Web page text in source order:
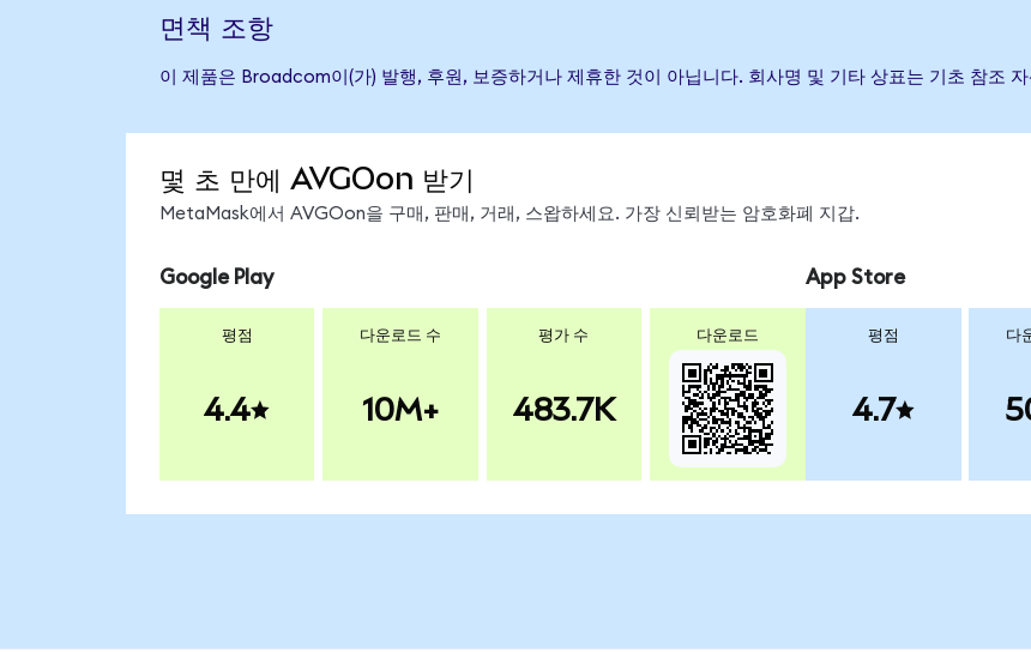
면책 조항
이 제품은 Broadcom이(가) 발행, 후원, 보증하거나 제휴한 것이 아닙니다. 회사명 및 기타 상표는 기초 참조
몇 초 만에 AVGOon 받기
MetaMask에서 AVGOon을 구매, 판매, 거래, 스왑하세요. 가장 신뢰받는 암호화폐 지갑.
Google Play
평점
4.4
다운로드 수
10M+
평가 수
483.7K
다운로드
App Store
평점
4.7
다